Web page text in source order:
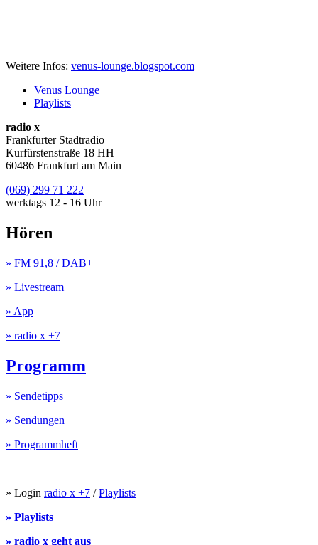
Weitere Infos: venus-lounge.blogspot.com
Venus Lounge
Playlists
radio x
Frankfurter Stadtradio
Kurfürstenstraße 18 HH
60486 Frankfurt am Main
(069) 299 71 222
werktags 12 - 16 Uhr
Hören
» FM 91,8 / DAB+
» Livestream
» App
» radio x +7
Programm
» Sendetipps
» Sendungen
» Programmheft
» Login radio x +7 /Playlists
» Playlists
» radio x geht aus